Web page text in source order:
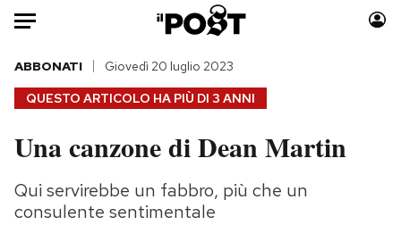
Auto
HOME
Italia
Politica
Moda
Consumismi
QUESTO ARTICOLO HA PIÙ DI 3 ANNI
ABBONATI Giovedì 20 luglio 2023
Una canzone di Dean Martin
Qui servirebbe un fabbro, più che un
consulente sentimentale